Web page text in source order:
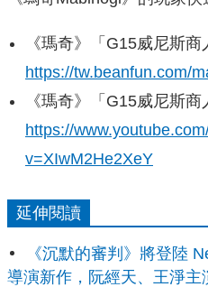
《瑪奇》「G15威尼斯商
https://tw.beanfun.com/
《瑪奇》「G15威尼斯商
https://
v=XIwM2He2XeY
延伸閱讀
《沉默的審判》將登陸
導演新作，阮經天、王淨主